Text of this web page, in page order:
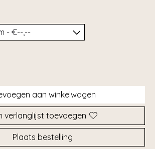
aan winkelwagen
verlanglijst toevoegen
Plaats bestelling